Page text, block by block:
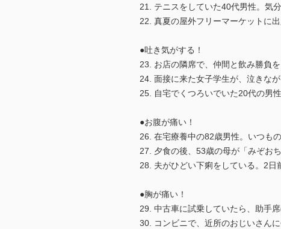
21. テニスをしていた40代男性。気
22. 真夏の屋外フリーマーケットに
●吐き気がする！
23. お店の隣席で、仲間と飲み勝負
24. 面接に来た女子学生が、泣きな
25. 自宅でくつろいでいた20代の男
●お腹が痛い！
26. 在宅療養中の82歳男性。いつも
27. 夕食の後、53歳の母が「みぞお
28. 夫がひどい下痢をしている。2日
●胸が痛い！
29. 中古車に試乗していたら、助手
30. コンビニで、近所のおじいさん